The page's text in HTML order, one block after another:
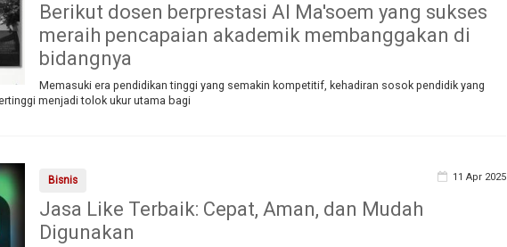
Berikut dosen berprestasi Al Ma'soem yang sukses
meraih pencapaian akademik membanggakan di
bidangnya
Memasuki era pendidikan tinggi yang semakin kompetitif, kehadiran sosok pendidik yang
menjadi tolok ukur utama bagi
Bisnis 11 Apr 2025
Jasa Like Terbaik: Cepat, Aman, dan Mudah
Digunakan